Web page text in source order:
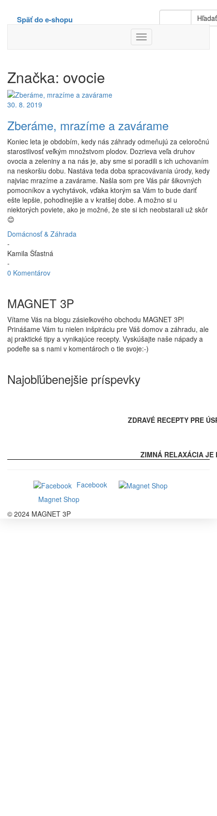
Hľadať
Späť do e-shopu
Toggle
Navigation
Značka: ovocie
30. 8. 2019
Zberáme, mrazíme a zavárame
Koniec leta je obdobím, kedy nás záhrady odmeňujú za celoročnú
starostlivosť veľkým množstvom plodov. Dozrieva veľa druhov
ovocia a zeleniny a na nás je, aby sme si poradili s ich uchovaním
na neskoršiu dobu. Nastáva teda doba spracovávania úrody, kedy
najviac mrazíme a zavárame. Našla som pre Vás pár šikovných
pomocníkov a vychytávok, vďaka ktorým sa Vám to bude dariť
ešte lepšie, pohodlnejšie a v kratšej dobe. A možno si u
niektorých poviete, ako je možné, že ste si ich neobstarali už skôr
😊
Domácnosť & Záhrada
-
Kamila Šťastná
-
0 Komentárov
MAGNET 3P
Vítame Vás na blogu zásielkového obchodu MAGNET 3P!
Prinášame Vám tu nielen inšpiráciu pre Váš domov a záhradu, ale
aj praktické tipy a vynikajúce recepty. Vyskúšajte naše nápady a
podeľte sa s nami v komentároch o tie svoje:-)
Najobľúbenejšie príspevky
ZDRAVÉ RECEPTY PRE
ZIMNÁ RELAXÁCIA JE
Facebook
Magnet Shop
© 2024 MAGNET 3P